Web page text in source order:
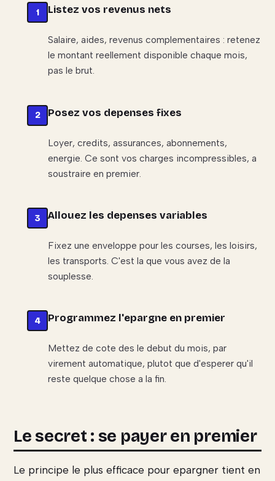
Listez vos revenus nets
Salaire, aides, revenus complementaires : retenez
le montant reellement disponible chaque mois,
pas le brut.
Posez vos depenses fixes
Loyer, credits, assurances, abonnements,
energie. Ce sont vos charges incompressibles, a
soustraire en premier.
Allouez les depenses variables
Fixez une enveloppe pour les courses, les loisirs,
les transports. C'est la que vous avez de la
souplesse.
Programmez l'epargne en premier
Mettez de cote des le debut du mois, par
virement automatique, plutot que d'esperer qu'il
reste quelque chose a la fin.
Le secret : se payer en premier
Le principe le plus efficace pour epargner tient en